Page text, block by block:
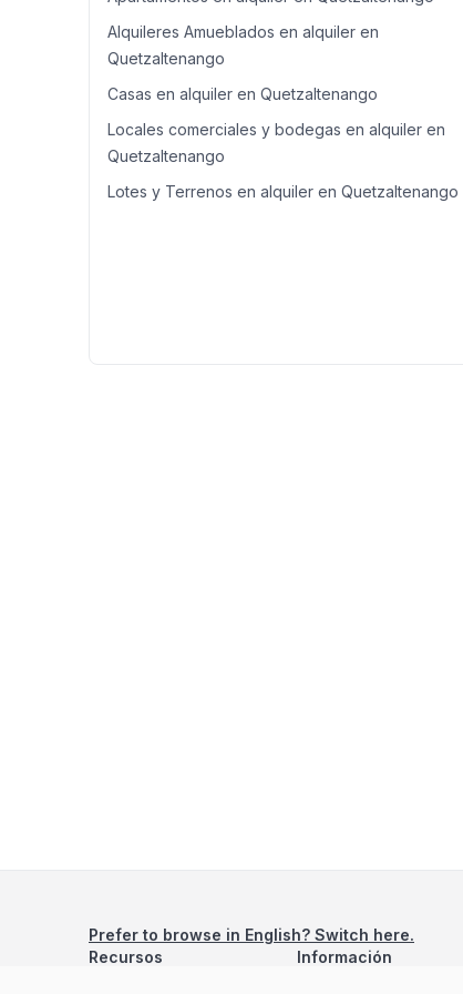
Alquileres Amueblados en alquiler en
Quetzaltenango
Casas en alquiler en Quetzaltenango
Locales comerciales y bodegas en alquiler en
Quetzaltenango
Lotes y Terrenos en alquiler en Quetzaltenango
Prefer to browse in English? Switch here.
Recursos
Información